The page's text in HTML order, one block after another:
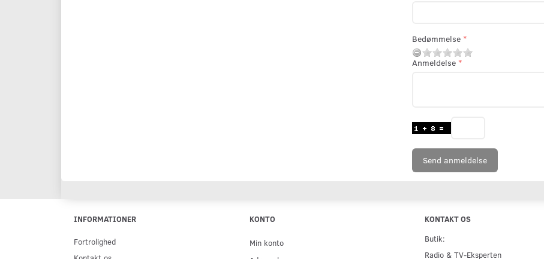
Bedømmelse
Anmeldelse
Send anmeldelse
INFORMATIONER
Fortrolighed
KONTO
Min konto
KONTAKT OS
Butik:
Radio & TV-Eksperten